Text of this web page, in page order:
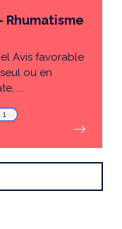
Rhumatisme
Avis favorable
ou en
...
1